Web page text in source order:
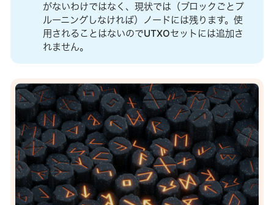
がないわけではなく、現状では（ブロックごとプ
ルーニングしなければ）ノードには残ります。使
用されることはないのでUTXOセットには追加さ
れません。